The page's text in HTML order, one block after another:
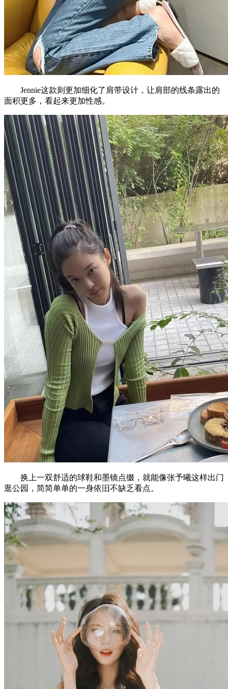
Jennie这款则更加细化了肩带设计，让肩部的线条露出的
面积更多，看起来更加性感。
换上一双舒适的球鞋和墨镜点缀，就能像张予曦这样出门
逛公园，简简单单的一身依旧不缺乏看点。